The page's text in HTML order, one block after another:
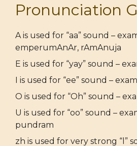
Pronunciation
A is used for “aa” sound –
emperumAnAr, rAmAnuja
E is used for “yay” sound –
I is used for “ee” sound –
O is used for “Oh” sound –
U is used for “oo” sound –
pundram
zh is used for very strong “l”